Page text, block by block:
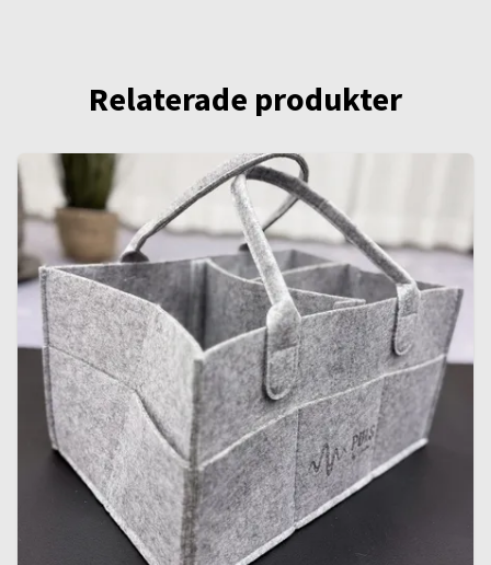
Relaterade produkter